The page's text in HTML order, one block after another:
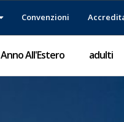
Convenzioni
Anno All'Estero adulti